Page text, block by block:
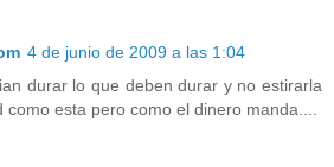
4 de junio de 2009 a las 1:04
durar lo que deben durar y no estirarla
como esta pero como el dinero manda....